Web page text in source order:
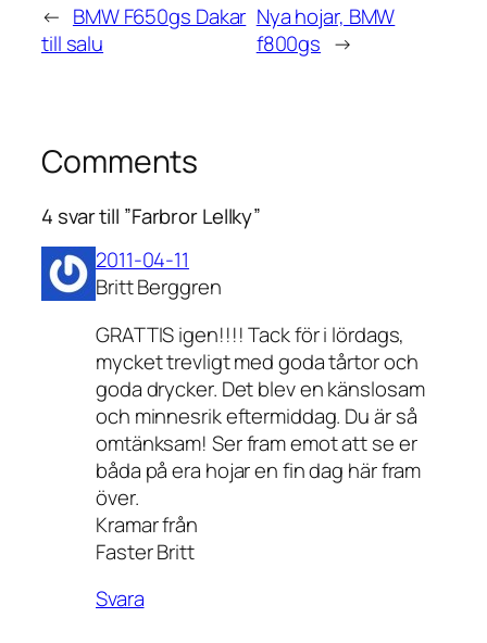
← BMW F650gs Dakar
till salu
Nya hojar, BMW
f800gs →
Comments
4 svar till ”Farbror Lellky”
2011-04-11
Britt Berggren
GRATTIS igen!!!! Tack för i lördags,
mycket trevligt med goda tårtor och
goda drycker. Det blev en känslosam
och minnesrik eftermiddag. Du är så
omtänksam! Ser fram emot att se er
båda på era hojar en fin dag här fram
över.
Kramar från
Faster Britt
Svara